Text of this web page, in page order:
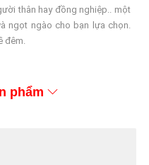
thân hay đồng nghiệp.. một
ngọt ngào cho bạn lựa chọn.
đêm.
phẩm